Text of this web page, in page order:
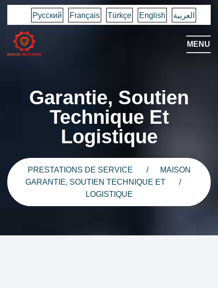
العربية English
Türkçe
Français
Русский
MENU
Garantie, Soutien
Technique Et
Logistique
MAISON
PRESTATIONS DE SERVICE
GARANTIE, SOUTIEN TECHNIQUE ET
LOGISTIQUE